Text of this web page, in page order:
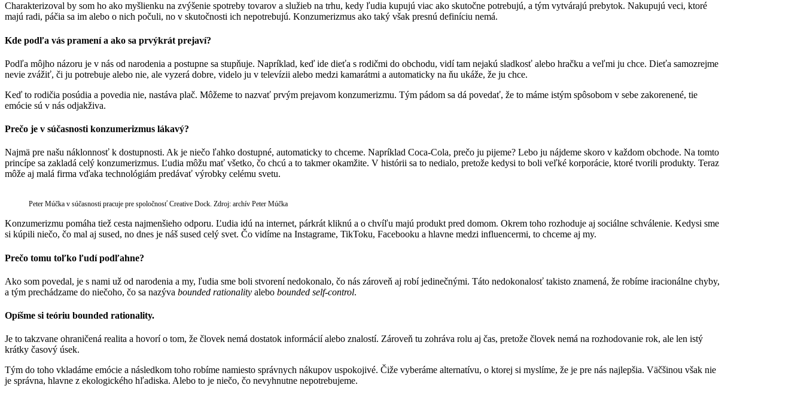
Charakterizoval by som ho ako myšlienku na zvýšenie spotreby tovarov a služieb na trhu, kedy ľudia kupujú viac ako skutočne potrebujú, a tým vytvárajú prebytok. Nakupujú veci, ktoré
majú radi, páčia sa im alebo o nich počuli, no v skutočnosti ich nepotrebujú. Konzumerizmus ako taký však presnú definíciu nemá.
Kde podľa vás pramení a ako sa prvýkrát prejaví?
Podľa môjho názoru je v nás od narodenia a postupne sa stupňuje. Napríklad, keď ide dieťa s rodičmi do obchodu, vidí tam nejakú sladkosť alebo hračku a veľmi ju chce. Dieťa samozrejme
nevie zvážiť, či ju potrebuje alebo nie, ale vyzerá dobre, videlo ju v televízii alebo medzi kamarátmi a automaticky na ňu ukáže, že ju chce.
Keď to rodičia posúdia a povedia nie, nastáva plač. Môžeme to nazvať prvým prejavom konzumerizmu. Tým pádom sa dá povedať, že to máme istým spôsobom v sebe zakorenené, tie
emócie sú v nás odjakživa.
Prečo je v súčasnosti konzumerizmus lákavý?
Najmä pre našu náklonnosť k dostupnosti. Ak je niečo ľahko dostupné, automaticky to chceme. Napríklad Coca-Cola, prečo ju pijeme? Lebo ju nájdeme skoro v každom obchode. Na tomto
princípe sa zakladá celý konzumerizmus. Ľudia môžu mať všetko, čo chcú a to takmer okamžite. V histórii sa to nedialo, pretože kedysi to boli veľké korporácie, ktoré tvorili produkty. Teraz
môže aj malá firma vďaka technológiám predávať výrobky celému svetu.
Peter Múčka v súčasnosti pracuje pre spoločnosť Creative Dock. Zdroj: archív Peter Múčka
Konzumerizmu pomáha tiež cesta najmenšieho odporu. Ľudia idú na internet, párkrát kliknú a o chvíľu majú produkt pred domom. Okrem toho rozhoduje aj sociálne schválenie. Kedysi sme
si kúpili niečo, čo mal aj sused, no dnes je náš sused celý svet. Čo vidíme na Instagrame, TikToku, Facebooku a hlavne medzi influencermi, to chceme aj my.
Prečo tomu toľko ľudí podľahne?
Ako som povedal, je s nami už od narodenia a my, ľudia sme boli stvorení nedokonalo, čo nás zároveň aj robí jedinečnými. Táto nedokonalosť takisto znamená, že robíme iracionálne chyby,
a tým prechádzame do niečoho, čo sa nazýva bounded rationality alebo bounded self-control.
Opíšme si teóriu bounded rationality.
Je to takzvane ohraničená realita a hovorí o tom, že človek nemá dostatok informácií alebo znalostí. Zároveň tu zohráva rolu aj čas, pretože človek nemá na rozhodovanie rok, ale len istý
krátky časový úsek.
Tým do toho vkladáme emócie a následkom toho robíme namiesto správnych nákupov uspokojivé. Čiže vyberáme alternatívu, o ktorej si myslíme, že je pre nás najlepšia. Väčšinou však nie
je správna, hlavne z ekologického hľadiska. Alebo to je niečo, čo nevyhnutne nepotrebujeme.